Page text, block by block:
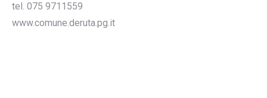
tel. 075 9711559
www.comune.deruta.pg.it